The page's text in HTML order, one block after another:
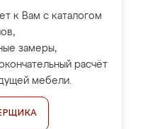
к Вам с каталогом
замеры,
расчёт
мебели.